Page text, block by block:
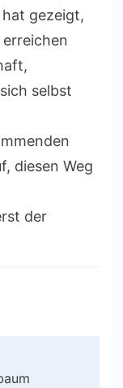
hat gezeigt,
erreichen
selbst
diesen Weg
der